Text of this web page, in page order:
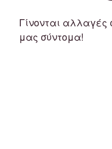
Γίνονται αλλαγές
μας σύντομα!